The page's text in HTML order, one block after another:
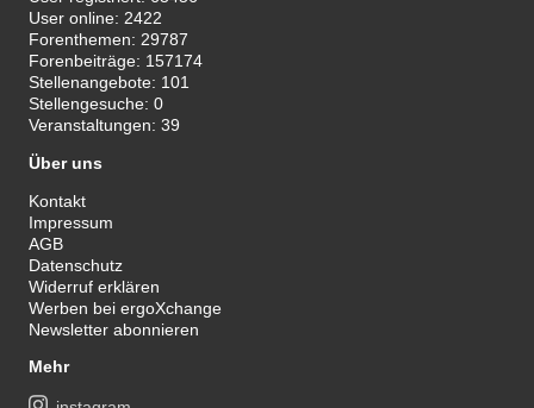
User online: 2422
Forenthemen: 29787
Forenbeiträge: 157174
Stellenangebote: 101
Stellengesuche:0
Veranstaltungen:39
Über uns
Kontakt
Impressum
AGB
Datenschutz
Widerruf erklären
Werben bei ergoXchange
Newsletter abonnieren
Mehr